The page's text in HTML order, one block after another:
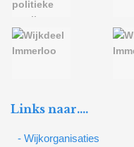
Links naar….
- Wijkorganisaties